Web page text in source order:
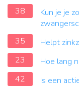
38
Kun je je
35
Helpt
23
Hoe lang
42
Is een